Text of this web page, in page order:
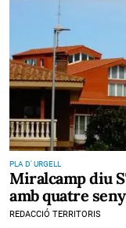
PLA D' URGELL
Miralcamp diu
amb quatre
REDACCIÓ TERRITORIS